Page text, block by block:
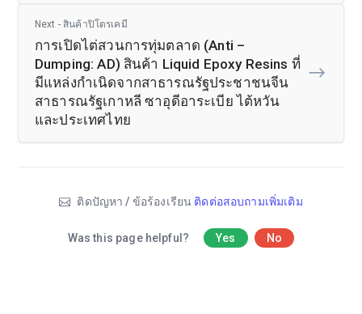
Next - สินค้าปิโตรเคมี
การเปิดไต่สวนการทุ่มตลาด (Anti –
Dumping: AD) สินค้า Liquid Epoxy Resins ที่
มีแหล่งกำเนิดจากสาธารณรัฐประชาชนจีน
สาธารณรัฐเกาหลี ซาอุดีอาระเบีย ไต้หวัน
และประเทศไทย
ติดปัญหา / ข้อร้องเรียน ติดต่อสอบถามเพิ่มเติม
Was this page helpful? Yes No